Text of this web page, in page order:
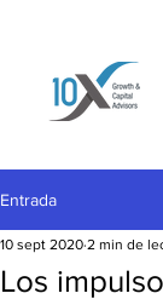
Entrada
Los
10 sept 2020 2 min de